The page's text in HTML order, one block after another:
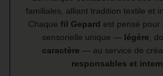
familiales, alliant tradition textile et
Chaque fil Gepard est pensé pour
sensorielle unique — légère ,
caractère — au service de
responsables et